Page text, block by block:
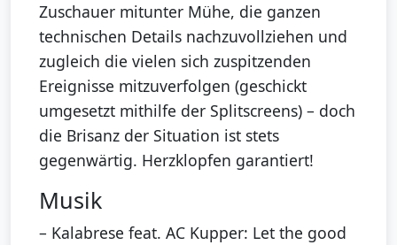
Zuschauer mitunter Mühe, die ganzen
technischen Details nachzuvollziehen und
zugleich die vielen sich zuspitzenden
Ereignisse mitzuverfolgen (geschickt
umgesetzt mithilfe der Splitscreens) – doch
die Brisanz der Situation ist stets
gegenwärtig. Herzklopfen garantiert!
Musik
– Kalabrese feat. AC Kupper: Let the good